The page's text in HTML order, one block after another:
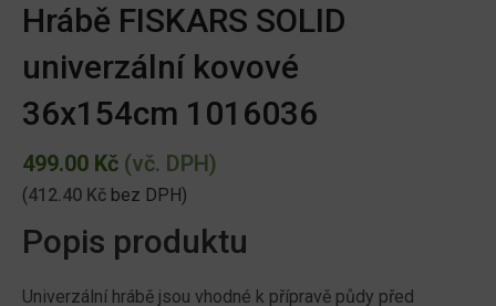
Hrábě FISKARS SOLID
univerzální kovové
36x154cm 1016036
499.00 Kč (vč. DPH)
(412.40 Kč bez DPH)
Popis produktu
Univerzální hrábě jsou vhodné k přípravě půdy před